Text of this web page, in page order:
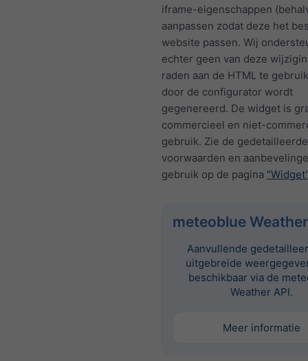
iframe-eigenschappen
aanpassen zodat deze het
website passen. Wij
echter geen van deze
raden aan de HTML te
door de configurator wordt
gegenereerd. De widget is
commercieel en niet-
gebruik. Zie de gedetailleerde
voorwaarden en
gebruik op de pagina "Widget"
meteoblue
Aanvullende
uitgebreide
beschikbaar via de
Weather API.
Meer informatie